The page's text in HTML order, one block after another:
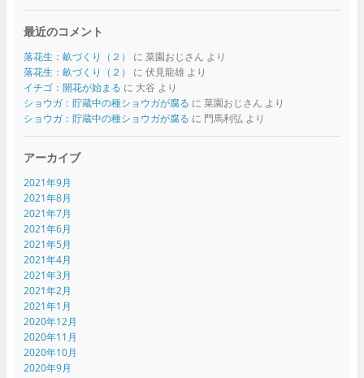
最近のコメント
落花生：畝づくり（２） に 菜園おじさん より
落花生：畝づくり（２）
に 伏見龍雄より
イチゴ：開花が始まる に 大谷 より
ショウガ：貯蔵中の種ショウガが腐る に 菜園おじさん より
ショウガ：貯蔵中の種ショウガが腐る に 門馬利弘 より
アーカイブ
2021年9月
2021年8月
2021年7月
2021年6月
2021年5月
2021年4月
2021年3月
2021年2月
2021年1月
2020年12月
2020年11月
2020年10月
2020年9月